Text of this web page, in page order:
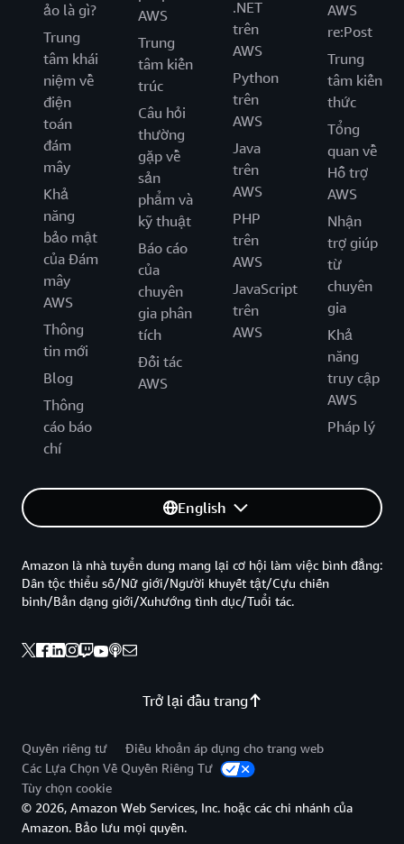
ảo là gì?
Trung
tâm khái
niệm về
điện
toán
đám
mây
Khả
năng
bảo mật
của Đám
mây
AWS
Thông
tin mới
Blog
Thông
cáo báo
chí
AWS
Trung
tâm kiến
trúc
Câu hỏi
thường
gặp về
sản
phẩm và
kỹ thuật
Báo cáo
của
chuyên
gia phân
tích
Đối tác
AWS
.NET
trên
AWS
Python
trên
AWS
Java
trên
AWS
PHP
trên
AWS
JavaScript
trên
AWS
AWS
re:Post
Trung
tâm kiến
thức
Tổng
quan về
Hỗ trợ
AWS
Nhận
trợ giúp
từ
chuyên
gia
Khả
năng
truy cập
AWS
Pháp lý
English
Trở lại đầu trang
Amazon là nhà tuyển dung mang lại cơ hội làm việc bình đẳng:
Dân tộc thiểu số/Nữ giới/Người khuyết tật/Cựu chiến
binh/Bản dạng giới/Xuhướng tình dục/Tuổi tác.
Quyền riêng tư
Điều khoản áp dụng cho trang web
Các Lựa Chọn Về Quyền Riêng Tư
Tùy chọn cookie
© 2026, Amazon Web Services, Inc. hoặc các chi nhánh của
Amazon. Bảo lưu mọi quyền.